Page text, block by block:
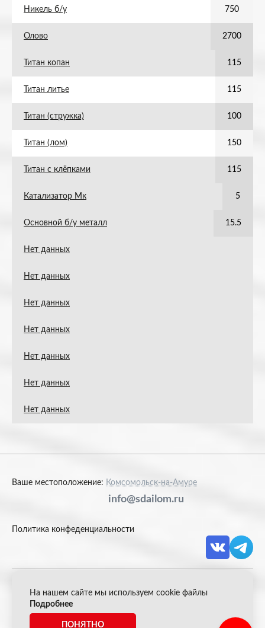
Никель б/у 750
Олово 2700
Титан копан 115
Титан литье 115
Титан (стружка) 100
Титан (лом) 150
Титан с клёпками 115
Катализатор Мк 5
Основной б/у металл 15.5
Нет данных
Нет данных
Нет данных
Нет данных
Нет данных
Нет данных
Нет данных
Ваше местоположение: Комсомольск-на-Амуре
info@sdailom.ru
Политика конфеденциальности
© 2026 Акрон Скрап
На нашем сайте мы используем cookie файлы
Подробнее
ПОНЯТНО